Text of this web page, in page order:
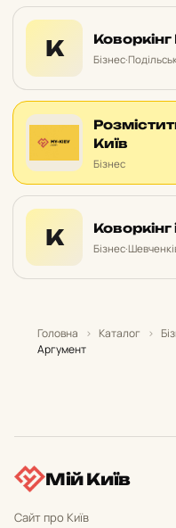
К Коворкінг
Бізнес·
Київ
Бізнес
К Коворкінг
Бізнес·
Головна › Каталог ›
Аргумент
Мій Київ
Сайт про Київ